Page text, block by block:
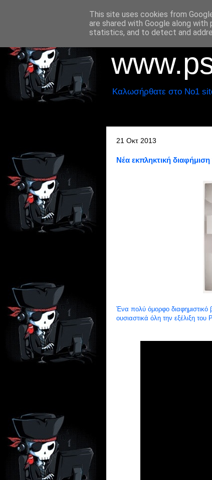
Καλωσήρθατε στο No1
21 Οκτ 2013
Νέα εκπληκτική διαφήμιση
Ένα πολύ όμορφο διαφημιστικό
ουσιαστικά όλη την εξέλιξη
This site uses cookies from
are shared with Google along
statistics, and to detect and